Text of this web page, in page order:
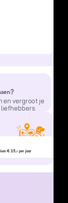
en vergroot je
€ 25,- per jaar